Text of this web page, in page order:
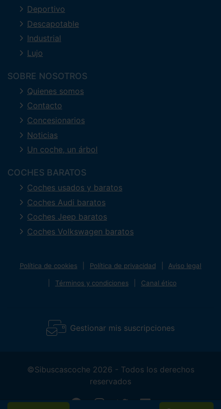
Deportivo
Descapotable
Industrial
Lujo
SOBRE NOSOTROS
Quienes somos
Contacto
Concesionarios
Noticias
Un coche, un árbol
COCHES BARATOS
Coches usados y baratos
Coches Audi baratos
Coches Jeep baratos
Coches Volkswagen baratos
Política de cookies Política de privacidad Aviso legal
Términos y condiciones Canal ético
Gestionar mis suscripciones
©Sibuscascoche 2026 - Todos los derechos
reservados